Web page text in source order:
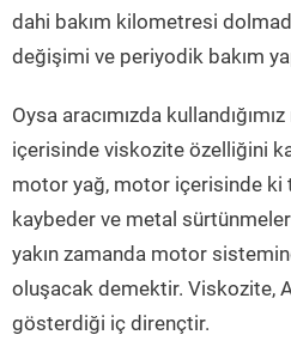
dahi bakım kilometresi
değişimi ve periyodik bakım
Oysa aracımızda
içerisinde viskozite özelliğini
motor yağ, motor içerisinde ki
kaybeder ve metal
yakın zamanda motor
oluşacak demektir. Viskozite,
gösterdiği iç dirençtir.